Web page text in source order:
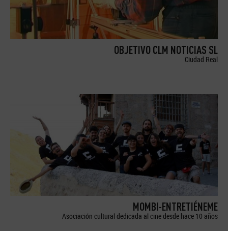
OBJETIVO CLM NOTICIAS SL
Ciudad Real
MOMBI-ENTRETIÉNEME
Asociación cultural dedicada al cine desde hace 10 años